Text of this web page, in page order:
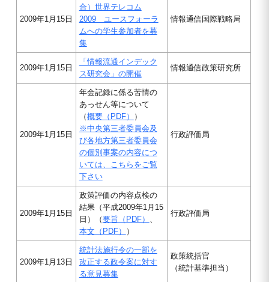
2009年1月15日
合）世界テレコム
2009 ユースフォーラ
ムへの学生参加者を募
集
情報通信国際戦略局
2009年1月15日
「情報流通インデック
ス研究会」の開催
情報通信政策研究所
2009年1月15日
年金記録に係る苦情の
あっせん等について
（概要（PDF）
）
※中央第三者委員会及
び各地方第三者委員会
の個別事案の内容につ
いては、こちらをご覧
下さい
行政評価局
2009年1月15日
政策評価の内容点検の
結果（平成2009年1月15
日）（要旨（PDF） 、
本文（PDF）
）
行政評価局
2009年1月13日
統計法施行令の一部を
改正する政令案に対す
る意見募集
政策統括官
（統計基準担当）